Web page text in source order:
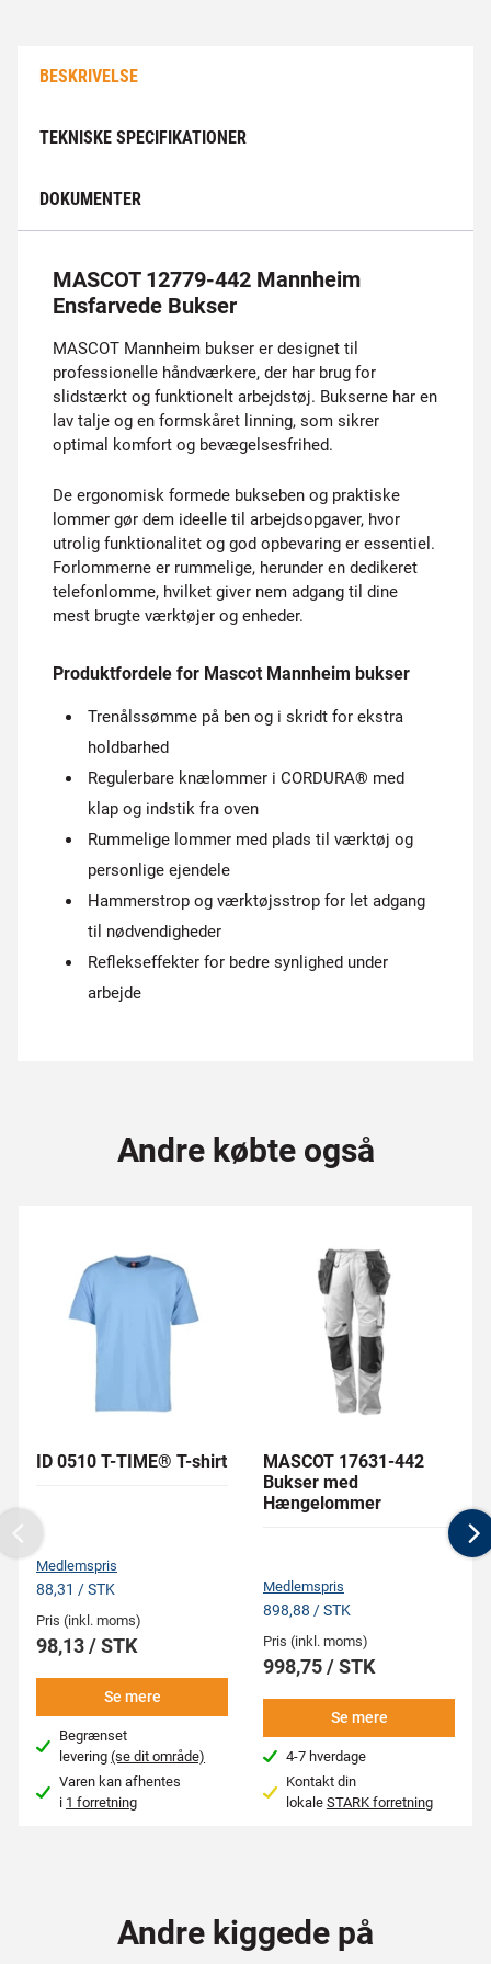
BESKRIVELSE
TEKNISKE SPECIFIKATIONER
DOKUMENTER
MASCOT 12779-442 Mannheim
Ensfarvede Bukser
MASCOT Mannheim bukser er designet til
professionelle håndværkere, der har brug for
slidstærkt og funktionelt arbejdstøj. Bukserne har en
lav talje og en formskåret linning, som sikrer
optimal komfort og bevægelsesfrihed.
De ergonomisk formede bukseben og praktiske
lommer gør dem ideelle til arbejdsopgaver, hvor
utrolig funktionalitet og god opbevaring er essentiel.
Forlommerne er rummelige, herunder en dedikeret
telefonlomme, hvilket giver nem adgang til dine
mest brugte værktøjer og enheder.
Produktfordele for Mascot Mannheim bukser
Trenålssømme på ben og i skridt for ekstra
holdbarhed
Regulerbare knælommer i CORDURA® med
klap og indstik fra oven
Rummelige lommer med plads til værktøj og
personlige ejendele
Hammerstrop og værktøjsstrop for let adgang
til nødvendigheder
Reflekseffekter for bedre synlighed under
arbejde
Andre købte også
ID 0510 T-TIME® T-shirt
Medlemspris
88,31 / STK
Pris (inkl. moms)
98,13 / STK
Se mere
Begrænset
levering(se dit område)
Varen kan afhentes
i 1 forretning
MASCOT 17631-442
Bukser med
Hængelommer
Medlemspris
898,88 / STK
Pris (inkl. moms)
998,75 / STK
Se mere
4-7 hverdage
Kontakt din
lokale STARK forretning
Previous
Andre kiggede på